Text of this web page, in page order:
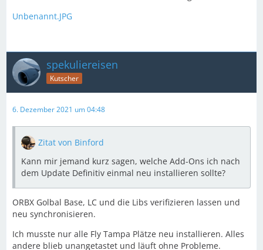
Unbenannt.JPG
spekuliereisen
Kutscher
6. Dezember 2021 um 04:48
Zitat von Binford
Kann mir jemand kurz sagen, welche Add-Ons ich nach
dem Update Definitiv einmal neu installieren sollte?
ORBX Golbal Base, LC und die Libs verifizieren lassen und
neu synchronisieren.
Ich musste nur alle Fly Tampa Plätze neu installieren. Alles
andere blieb unangetastet und läuft ohne Probleme.